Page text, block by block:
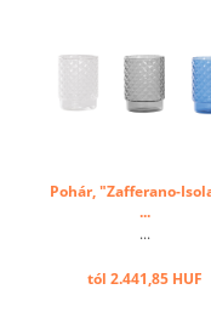
Pohár, "Zafferano-
...
...
tól 2.441,85 HUF